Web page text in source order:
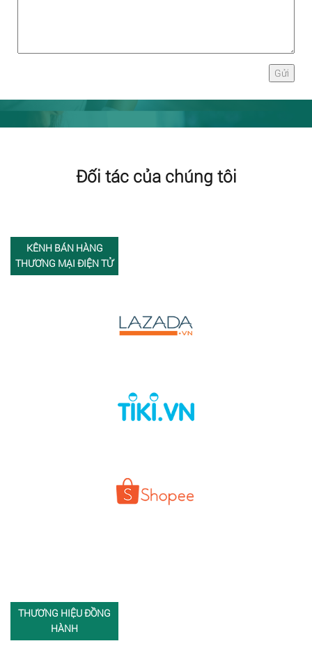
Đối tác của chúng tôi
KÊNH BÁN HÀNG
THƯƠNG MẠI ĐIỆN TỬ
THƯƠNG HIỆU ĐỒNG
HÀNH